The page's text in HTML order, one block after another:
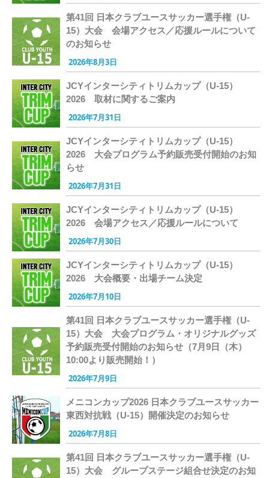
第41回 日本クラブユースサッカー選手権（U-
15）大会 会場アクセス／応援ルールについて
のお知らせ
2026年8月3日
JCYインターシティトリムカップ（U-15）
2026 取材に関するご案内
2026年7月31日
JCYインターシティトリムカップ（U-15）
2026 大会プログラム予約販売受付開始のお知
らせ
2026年7月31日
JCYインターシティトリムカップ（U-15）
2026 会場アクセス／応援ルールについて
2026年7月30日
JCYインターシティトリムカップ（U-15）
2026 大会概要・出場チーム決定
2026年7月10日
第41回 日本クラブユースサッカー選手権（U-
15）大会 大会プログラム・オリジナルグッズ
予約販売受付開始のお知らせ（7月9日（木）
10:00より販売開始！）
2026年7月9日
メニコンカップ2026 日本クラブユースサッカー
東西対抗戦（U-15）開催決定のお知らせ
2026年7月8日
第41回 日本クラブユースサッカー選手権（U-
15）大会 グループステージ組合せ決定のお知